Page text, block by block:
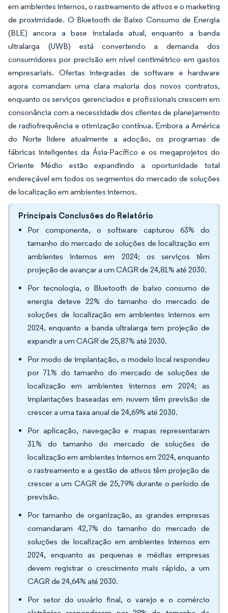
em ambientes internos, o rastreamento de ativos e o marketing
de proximidade. O Bluetooth de Baixo Consumo de Energia
(BLE) ancora a base instalada atual, enquanto a banda
ultralarga (UWB) está convertendo a demanda dos
consumidores por precisão em nível centimétrico em gastos
empresariais. Ofertas integradas de software e hardware
agora comandam uma clara maioria dos novos contratos,
enquanto os serviços gerenciados e profissionais crescem em
consonância com a necessidade dos clientes de planejamento
de radiofrequência e otimização contínua. Embora a América
do Norte lidere atualmente a adoção, os programas de
fábricas inteligentes da Ásia-Pacífico e os megaprojetos do
Oriente Médio estão expandindo a oportunidade total
endereçável em todos os segmentos do mercado de soluções
de localização em ambientes internos.
Principais Conclusões do Relatório
Por componente, o software capturou 63% do
tamanho do mercado de soluções de localização em
ambientes internos em 2024; os serviços têm
projeção de avançar a um CAGR de 24,81% até 2030.
Por tecnologia, o Bluetooth de baixo consumo de
energia deteve 22% do tamanho do mercado de
soluções de localização em ambientes internos em
2024, enquanto a banda ultralarga tem projeção de
expandir a um CAGR de 25,87% até 2030.
Por modo de implantação, o modelo local respondeu
por 71% do tamanho do mercado de soluções de
localização em ambientes internos em 2024; as
implantações baseadas em nuvem têm previsão de
crescer a uma taxa anual de 24,69% até 2030.
Por aplicação, navegação e mapas representaram
31% do tamanho do mercado de soluções de
localização em ambientes internos em 2024, enquanto
o rastreamento e a gestão de ativos têm projeção de
crescer a um CAGR de 25,79% durante o período de
previsão.
Por tamanho de organização, as grandes empresas
comandaram 42,7% do tamanho do mercado de
soluções de localização em ambientes internos em
2024, enquanto as pequenas e médias empresas
devem registrar o crescimento mais rápido, a um
CAGR de 24,64% até 2030.
Por setor do usuário final, o varejo e o comércio